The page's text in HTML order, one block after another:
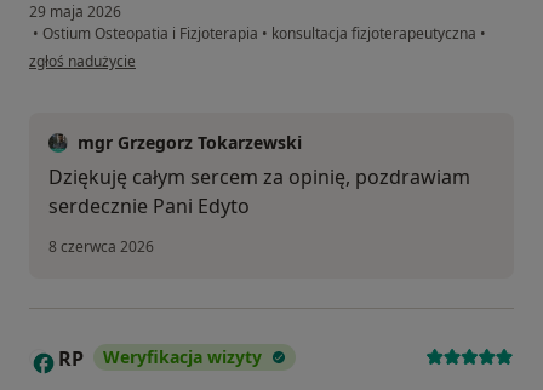
29 maja 2026
• Ostium Osteopatia i Fizjoterapia • konsultacja fizjoterapeutyczna •
w opinii użytkownika Edyta
zgłoś nadużycie
mgr Grzegorz Tokarzewski
Dziękuję całym sercem za opinię, pozdrawiam
serdecznie Pani Edyto
8 czerwca 2026
R RP Weryfikacja wizyty